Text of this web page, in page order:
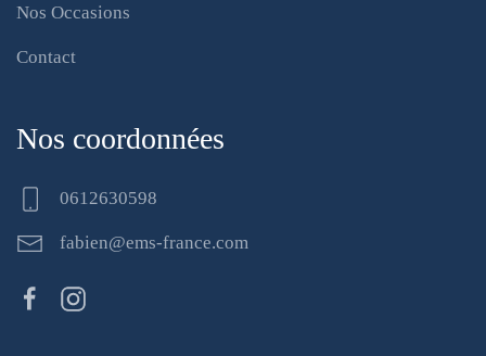
Nos Occasions
Contact
Nos coordonnées
0612630598
fabien@ems-france.com